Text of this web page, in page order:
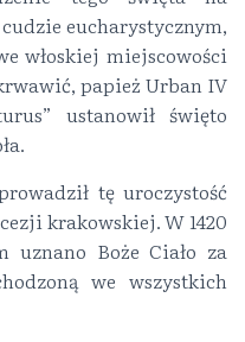
eucharystycznym,
włoskiej miejscowości
papież Urban IV
ustanowił święto
tę uroczystość
krakowskiej. W 1420
uznano Boże Ciało za
we wszystkich